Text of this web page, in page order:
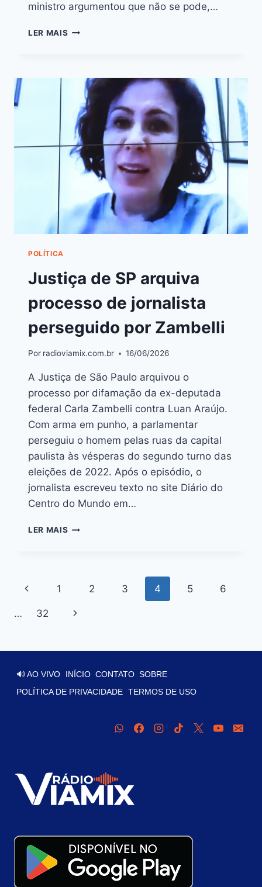
ministro argumentou que não se pode,…
LER MAIS
POLÍTICA
Justiça de SP arquiva
processo de jornalista
perseguido por Zambelli
Por radioviamix.com.br 16/06/2026
A Justiça de São Paulo arquivou o
processo por difamação da ex-deputada
federal Carla Zambelli contra Luan Araújo.
Com arma em punho, a parlamentar
perseguiu o homem pelas ruas da capital
paulista às vésperas do segundo turno das
eleições de 2022. Após o episódio, o
jornalista escreveu texto no site Diário do
Centro do Mundo em…
LER MAIS
1 2 3 4 5 6
… 32
🔊 AO VIVO INÍCIO CONTATO SOBRE
POLÍTICA DE PRIVACIDADE TERMOS DE USO